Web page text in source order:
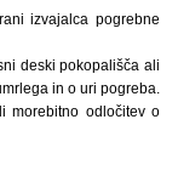
izvajalca pogrebne
deski pokopališča ali
in o uri pogreba.
morebitno odločitev o